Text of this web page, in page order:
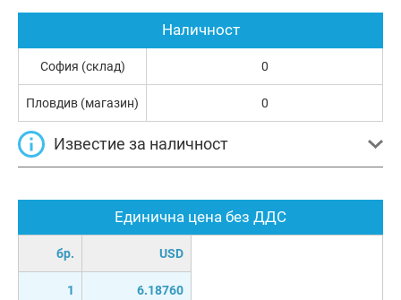
Единична цена без ДДС
бр. USD
1 6.18760
Наличност
София (склад) 0
Пловдив (магазин) 0
Известие за наличност